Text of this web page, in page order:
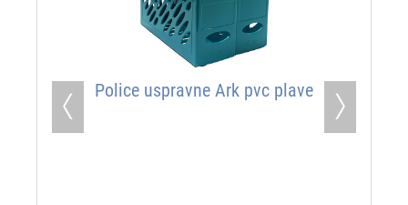
Police uspravne Ark pvc plave
Previous Next